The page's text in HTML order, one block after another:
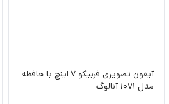
آیفون تصویری فربیکو 7 اینچ با حافظه
مدل 1071 آنالوگ